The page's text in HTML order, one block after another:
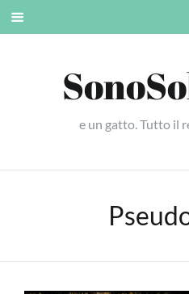
Skip
e un gatto. Tutto il